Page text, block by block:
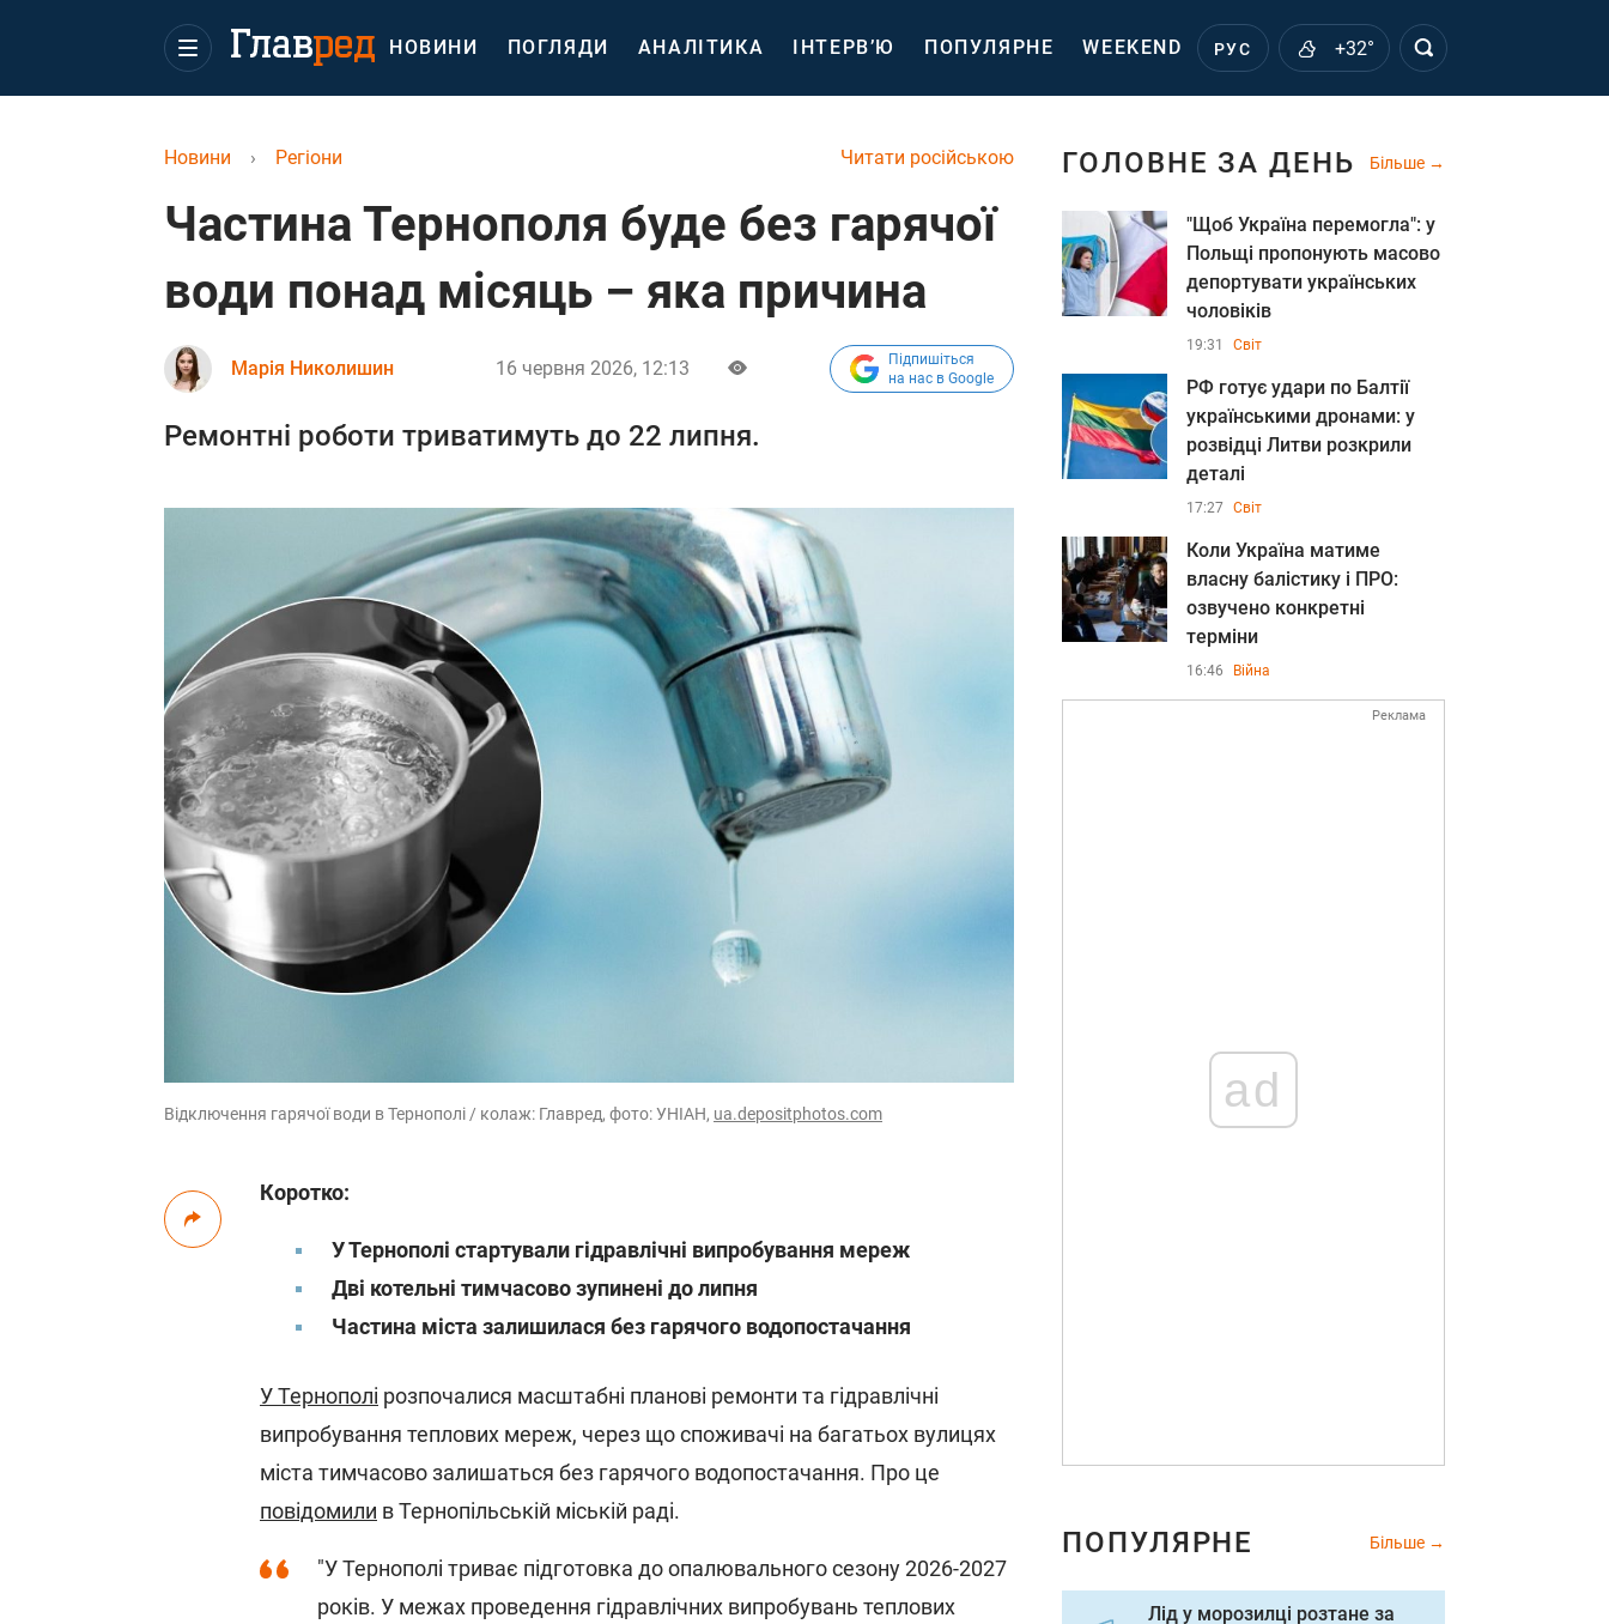
НОВИНИ ПОГЛЯДИ АНАЛІТИКА ІНТЕРВ’Ю ПОПУЛЯРНЕ WEEKEND РУС +32°
Читати російською
Новини › Регіони
Частина Тернополя буде без гарячої
води понад місяць – яка причина
Марія Николишин 16 червня 2026, 12:13
Підпишіться
на нас в Google
Ремонтні роботи триватимуть до 22 липня.
Відключення гарячої води в Тернополі / колаж: Главред, фото: УНІАН, ua.depositphotos.com
Коротко:
У Тернополі стартували гідравлічні випробування мереж
Дві котельні тимчасово зупинені до липня
Частина міста залишилася без гарячого водопостачання
У Тернополі розпочалися масштабні планові ремонти та гідравлічні
випробування теплових мереж, через що споживачі на багатьох вулицях
міста тимчасово залишаться без гарячого водопостачання. Про це
повідомили в Тернопільській міській раді.
"У Тернополі триває підготовка до опалювального сезону 2026-2027
років. У межах проведення гідравлічних випробувань теплових
ГОЛОВНЕ ЗА ДЕНЬ Більше
"Щоб Україна перемогла": у
Польщі пропонують масово
депортувати українських
чоловіків
19:31 Світ
РФ готує удари по Балтії
українськими дронами: у
розвідці Литви розкрили
деталі
17:27 Світ
Коли Україна матиме
власну балістику і ПРО:
озвучено конкретні
терміни
16:46 Війна
Реклама
ad
ПОПУЛЯРНЕ Більше
Лід у морозилці розтане за